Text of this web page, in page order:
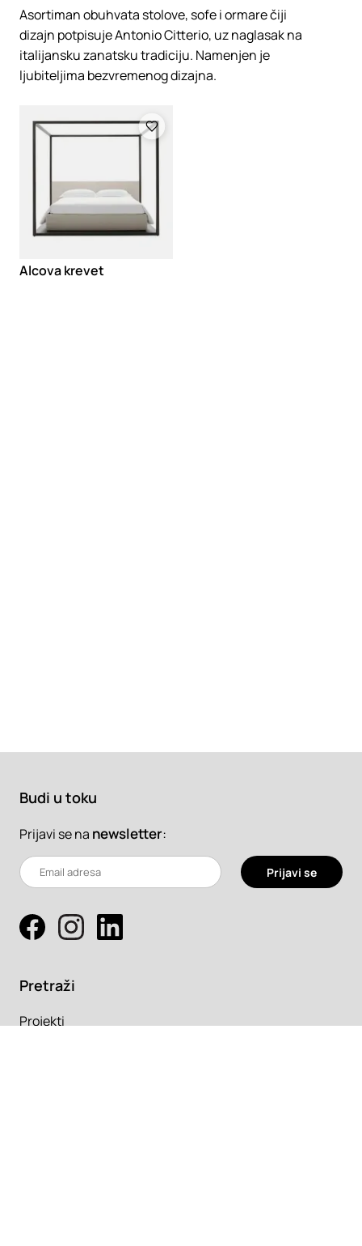
Asortiman obuhvata stolove, sofe i ormare čiji
dizajn potpisuje Antonio Citterio, uz naglasak na
italijansku zanatsku tradiciju. Namenjen je
ljubiteljima bezvremenog dizajna.
Alcova krevet
Budi u toku
Prijavi se na newsletter:
Prijavi se
Pretraži
Projekti